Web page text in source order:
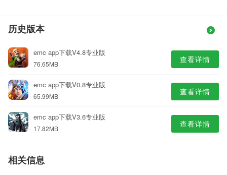
历史版本
emc app下载V4.8专业版
76.65MB 查看详情
emc app下载V0.8专业版
65.99MB 查看详情
emc app下载V3.6专业版
17.82MB 查看详情
相关信息